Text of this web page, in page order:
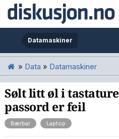
Datamaskiner
» Data » Datamaskiner
Sølt litt øl i
passord er feil
Bærbar Laptop